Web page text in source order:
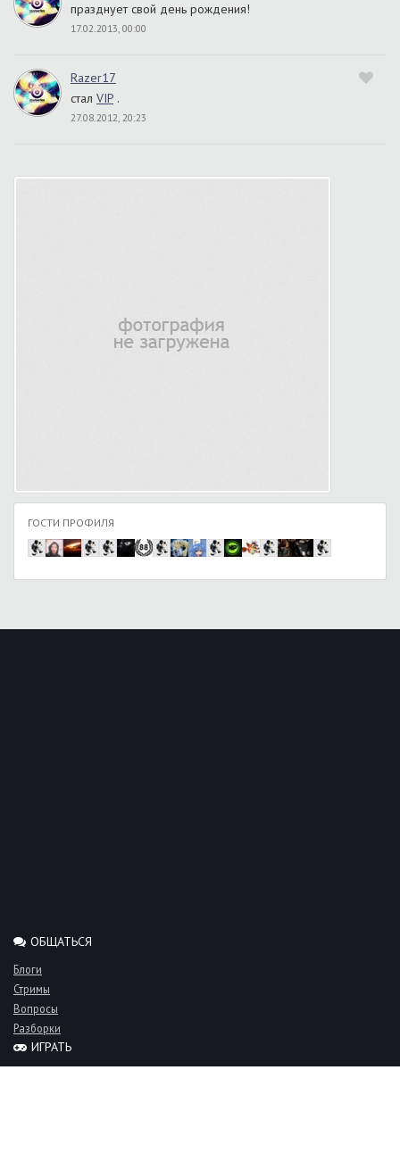
празднует свой день рождения!
17.02.2013, 00:00
Razer17
стал VIP .
27.08.2012, 20:23
ГОСТИ ПРОФИЛЯ
ОБЩАТЬСЯ
Блоги
Стримы
Вопросы
Разборки
ИГРАТЬ